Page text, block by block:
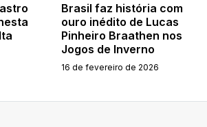
Brasil faz história com
ouro inédito de Lucas
Pinheiro Braathen nos
Jogos de Inverno
16 de fevereiro de 2026